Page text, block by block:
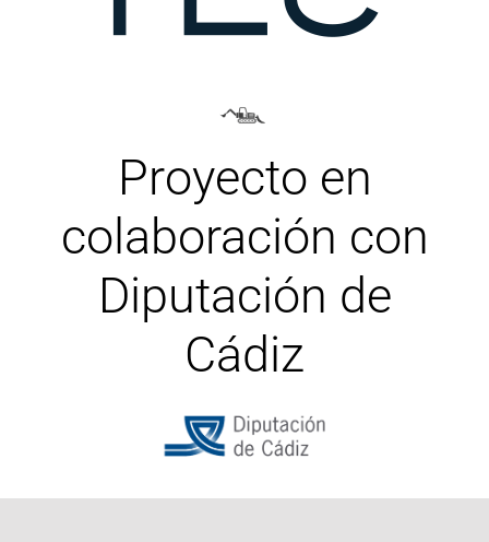
Proyecto en
colaboración con
Diputación de
Cádiz